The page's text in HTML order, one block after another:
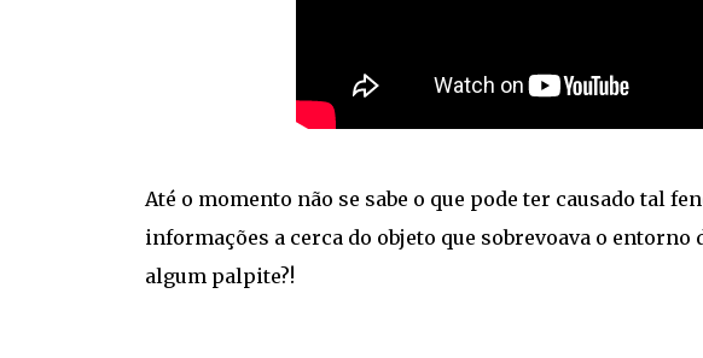
Até o momento não se sabe o que pode ter causado tal
informações a cerca do objeto que sobrevoava o entorno
algum palpite?!